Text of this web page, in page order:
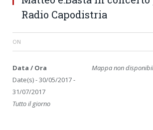
Radio Capodistria
ON
Mappa non
Data / Ora
Date(s) - 30/05/2017 -
31/07/2017
Tutto il giorno